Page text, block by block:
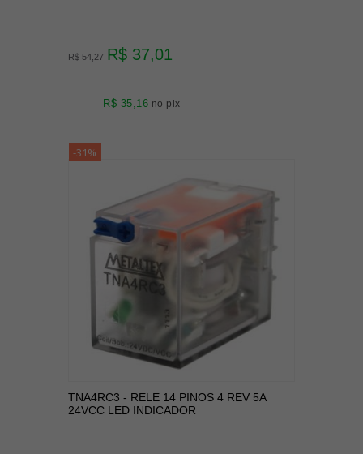
R$ 54,27 R$ 37,01
R$ 35,16 no pix
-31%
TNA4RC3 - RELE 14 PINOS 4 REV 5A
24VCC LED INDICADOR